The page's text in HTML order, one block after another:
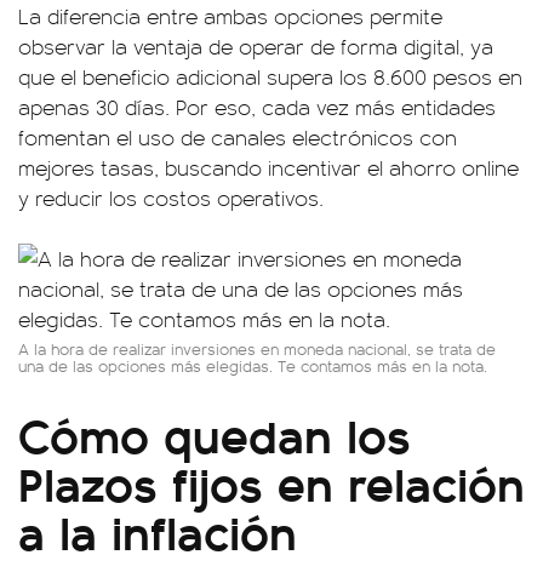
La diferencia entre ambas opciones permite
observar la ventaja de operar de forma digital, ya
que el beneficio adicional supera los 8.600 pesos en
apenas 30 días. Por eso, cada vez más entidades
fomentan el uso de canales electrónicos con
mejores tasas, buscando incentivar el ahorro online
y reducir los costos operativos.
A la hora de realizar inversiones en moneda nacional, se trata de
una de las opciones más elegidas. Te contamos más en la nota.
Cómo quedan los
Plazos fijos en relación
a la inflación